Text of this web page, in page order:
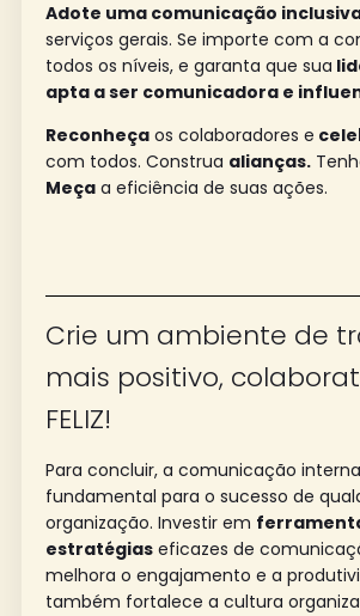
Adote uma comunicação
serviços gerais. Se importe com a
todos os níveis, e garanta que sua
apta a ser comunicadora e
Reconheça os colaboradores e
com todos. Construa alianças.
Meça a eficiência de suas ações.
Crie um ambiente de
mais positivo,
FELIZ!
Para concluir, a comunicação
fundamental para o sucesso de
organização. Investir em
estratégias eficazes de
melhora o engajamento e a
também fortalece a cultura